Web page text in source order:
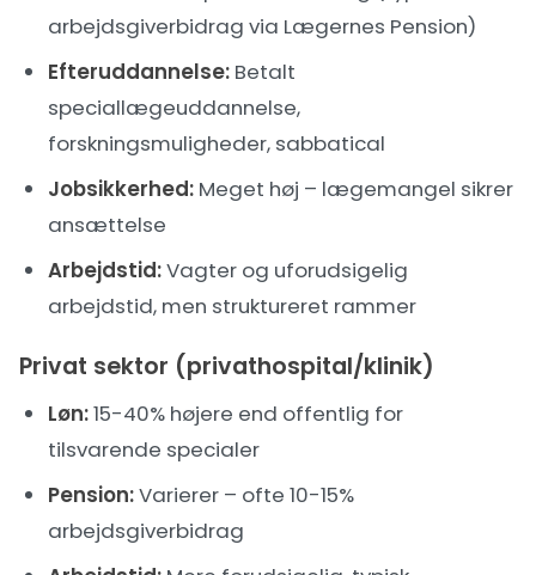
arbejdsgiverbidrag via Lægernes Pension)
Efteruddannelse: Betalt
speciallægeuddannelse,
forskningsmuligheder, sabbatical
Jobsikkerhed: Meget høj – lægemangel sikrer
ansættelse
Arbejdstid:Vagter og uforudsigelig
arbejdstid, men struktureret rammer
Privat sektor (privathospital/klinik)
Løn:15-40% højere end offentlig for
tilsvarende specialer
Pension:Varierer – ofte 10-15%
arbejdsgiverbidrag